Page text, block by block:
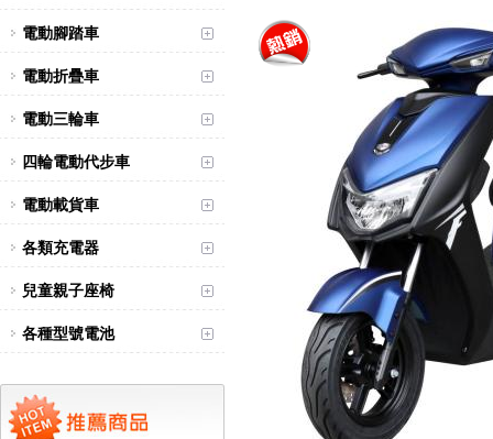
電動腳踏車
電動折疊車
電動三輪車
四輪電動代步車
電動載貨車
各類充電器
兒童親子座椅
各種型號電池
台北新北蘆洲永繹電動車可愛
馬18吋電動輔助自行車 CHT-
027